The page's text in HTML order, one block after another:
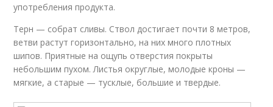
употребления продукта.
Терн — собрат сливы. Ствол достигает почти 8 метров,
ветви растут горизонтально, на них много плотных
шипов. Приятные на ощупь отверстия покрыты
небольшим пухом. Листья округлые, молодые кроны —
мягкие, а старые — тусклые, большие и твердые.